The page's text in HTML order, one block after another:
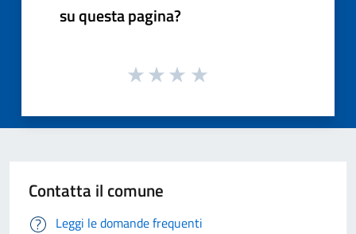
su questa pagina?
Contatta il comune
Leggi le domande frequenti